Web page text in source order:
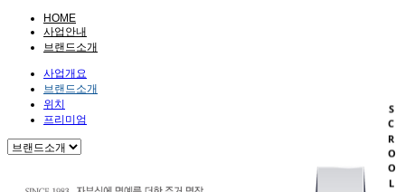
HOME
사업안내
브랜드소개
사업개요
브랜드소개
위치
프리미엄
SCROOL